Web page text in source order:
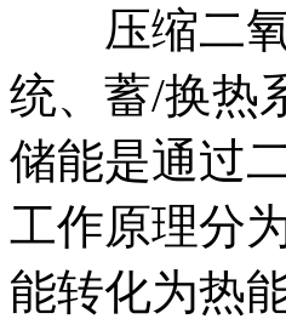
压缩二氧
统、蓄/换热
储能是通过
工作原理分
能转化为热